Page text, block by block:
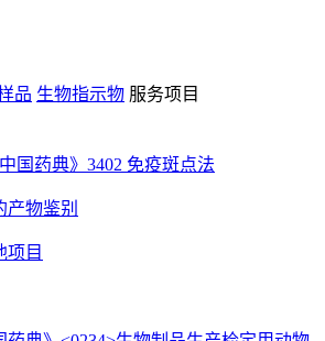
品 生物指示物 服务项目
国药典》3402 免疫斑点法
产物鉴别
项目